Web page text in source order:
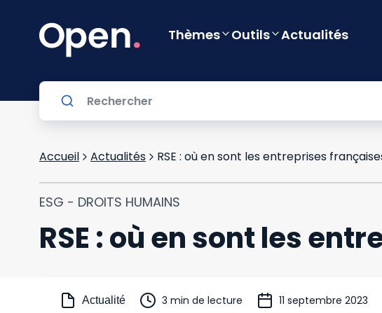
Thèmes Outils Actualités
Accueil Actualités RSE : où en sont les entreprises
ESG - DROITS HUMAINS
RSE : où en sont les
Actualité 3 min de lecture 11 septembre 2023